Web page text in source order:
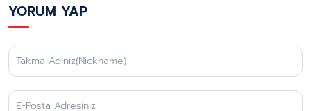
YORUM YAP